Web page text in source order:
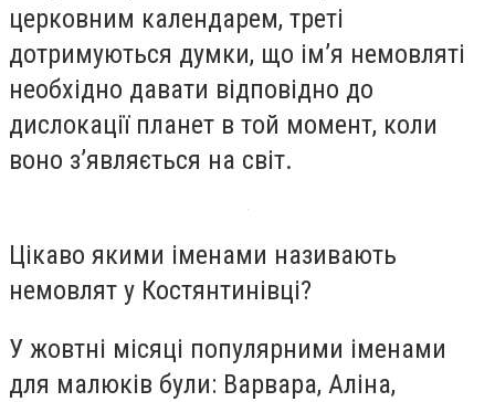
церковним календарем, треті
дотримуються думки, що ім’я немовляті
необхідно давати відповідно до
дислокації планет в той момент, коли
воно з’являється на світ.
Цікаво якими іменами називають
немовлят у Костянтинівці?
У жовтні місяці популярними іменами
для малюків були: Варвара, Аліна,